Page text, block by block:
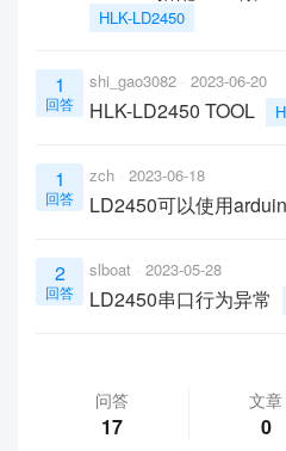
HLK-LD2450
1
回答
shi_gao3082 2023-06-20
HLK-LD2450 TOOL
1
回答
zch 2023-06-18
LD2450可以使用
2
回答
slboat 2023-05-28
LD2450串口行为异常
问答
17
文章
0